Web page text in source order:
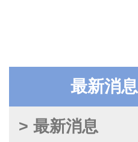
最新消息
> 最新消息